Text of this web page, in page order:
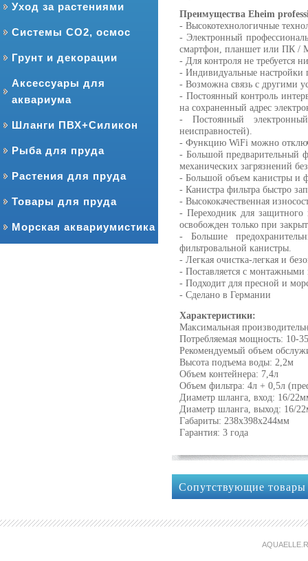
Уход за растениями
Системы CO2, осмос
Грунт и декорации
Аксессуары для
аквариума
Шланги ПВХ+Силикон
Рыба для пруда
Растения для пруда
Товары для пруда
Морская аквариумистика
Преимущества Eheim
- Высокотехнологичные
- Электронный
смартфон, планшет или ПК /
- Для контроля не требуется
- Индивидуальные
- Возможна связь с другими
- Постоянный контроль
на сохраненный адрес
- Постоянный
неисправностей).
- Функцию WiFi можно
- Большой предварительный
механических загрязнений
- Большой объем канистры и
- Канистра фильтра быстро
- Высококачественная
- Переходник для защитного
освобожден только при
- Большие
фильтровальной канистры.
- Легкая очистка-легкая и
- Поставляется с
- Подходит для пресной и
- Сделано в Германии
Характеристики:
Максимальная
Потребляемая мощность: 10-
Рекомендуемый объем
Высота подъема воды: 2,2м
Объем контейнера: 7,4л
Объем фильтра: 4л + 0,5л
Диаметр шланга, вход: 16/
Диаметр шланга, выход: 16/
Габариты: 238x398x244мм
Гарантия: 3 года
Сопутствующие товары